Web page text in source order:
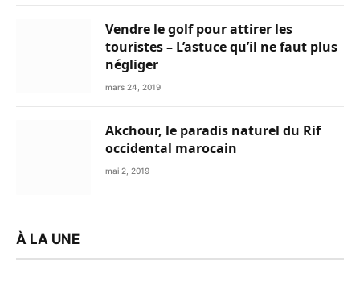
Vendre le golf pour attirer les
touristes – L’astuce qu’il ne faut plus
négliger
mars 24, 2019
Akchour, le paradis naturel du Rif
occidental marocain
mai 2, 2019
À LA UNE